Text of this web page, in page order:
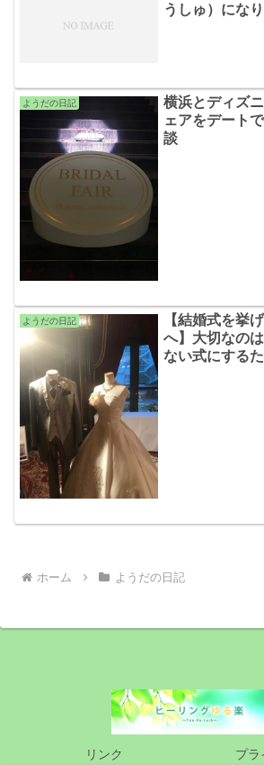
うしゅ）にな
ようだの日記
横浜とディズ
ェアをデート
談
ようだの日記
【結婚式を挙
へ】大切なの
ない式にする
ホーム ようだの日記
リンク プラ